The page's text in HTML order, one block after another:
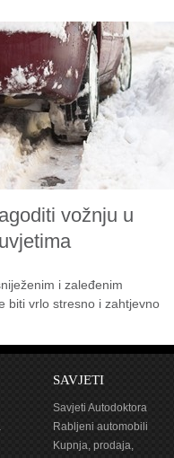
5
straga
CD CD MP3
Bluetooth navigacija USB
6 jastuka
vožnju u
i zaleđenim
biti vrlo stresno i zahtjevno
SAVJETI
Savjeti Autodoktora
Rabljeni automobili
Kupnja, prodaja,